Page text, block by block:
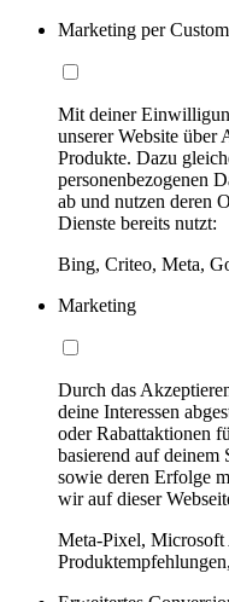
Marketing per
Mit deiner
unserer Website über
Produkte. Dazu
personenbezogenen
ab und nutzen deren
Dienste bereits nutzt:
Bing, Criteo, Meta,
Marketing
Durch das
deine Interessen
oder Rabattaktionen
basierend auf deinem
sowie deren Erfolge
wir auf dieser
Meta-Pixel,